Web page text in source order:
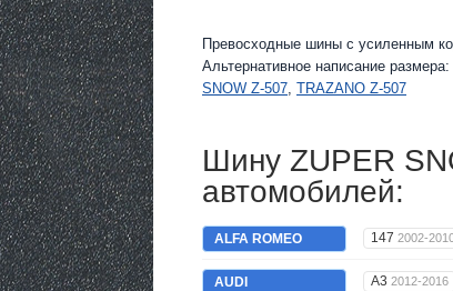
Превосходные шины c усиленным
Альтернативное написание размера:
SNOW Z-507, TRAZANO Z-507
Шину ZUPER
автомобилей:
ALFA ROMEO 147 2002-
AUDI A3 2012-2016